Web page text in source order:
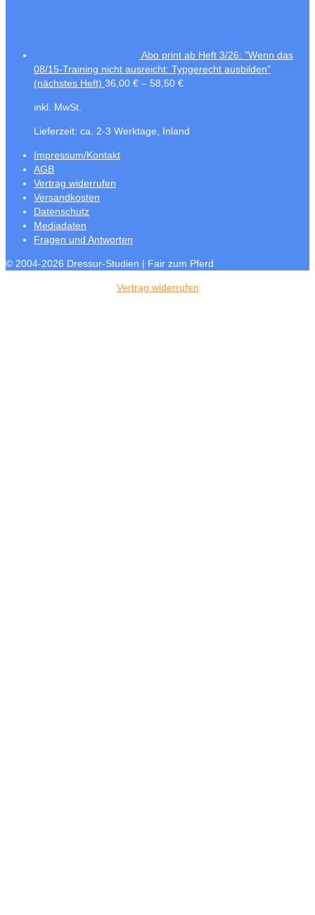
Abo print ab Heft 3/26: "Wenn das
08/15-Training nicht ausreicht: Typgerecht ausbilden"
(nächstes Heft) 36,00 € – 58,50 €
inkl. MwSt.
Lieferzeit: ca. 2-3 Werktage, Inland
Impressum/Kontakt
AGB
Vertrag widerrufen
Versandkosten
Datenschutz
Mediadaten
Fragen und Antworten
© 2004-2026 Dressur-Studien | Fair zum Pferd
Vertrag widerrufen